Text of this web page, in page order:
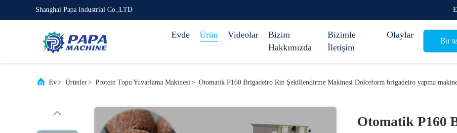
Shanghai Papa Industrial Co.,LTD
Evde Ürün Videolar
Bizim
Hakkımızda
Bizimle
İletişim
Olaylar
Bir
Ev> Ürünler> Protein Topu Yuvarlama Makinesi> Otomatik P160 Brigadeiro Rin Şekillendirme Makinesi Dolceform brigadeiro yapma
Otomatik P160